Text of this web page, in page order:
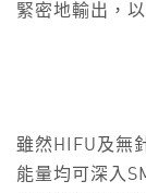
緊密地輸出，
雖然HIFU及無
能量均可深入